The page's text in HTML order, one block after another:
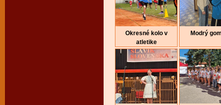
Okresné kolo v
atletike
Modrý